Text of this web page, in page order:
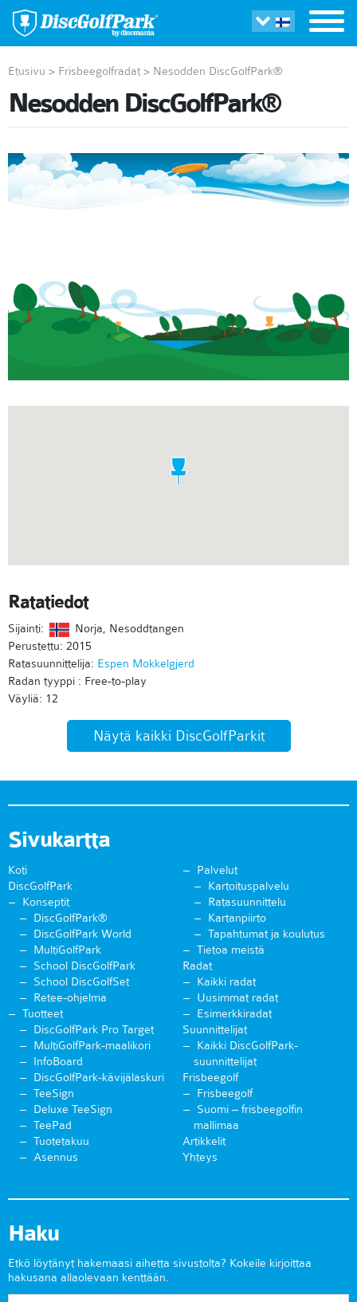
Etusivu > Frisbeegolfradat > Nesodden DiscGolfPark®
Nesodden DiscGolfPark®
Ratatiedot
Sijainti:
Norja, Nesoddtangen
Perustettu: 2015
Ratasuunnittelija: Espen Mokkelgjerd
Radan tyyppi : Free-to-play
Väyliä: 12
Näytä kaikki DiscGolfParkit
Sivukartta
Koti
DiscGolfPark
Konseptit
DiscGolfPark®
DiscGolfPark World
MultiGolfPark
School DiscGolfPark
School DiscGolfSet
Retee-ohjelma
Tuotteet
DiscGolfPark Pro Target
MultiGolfPark-maalikori
InfoBoard
DiscGolfPark-kävijälaskuri
TeeSign
Deluxe TeeSign
TeePad
Tuotetakuu
Asennus
Palvelut
Kartoituspalvelu
Ratasuunnittelu
Kartanpiirto
Tapahtumat ja koulutus
Tietoa meistä
Radat
Kaikki radat
Uusimmat radat
Esimerkkiradat
Suunnittelijat
Kaikki DiscGolfPark-
suunnittelijat
Frisbeegolf
Frisbeegolf
Suomi – frisbeegolfin
mallimaa
Artikkelit
Yhteys
Haku
Etkö löytänyt hakemaasi aihetta sivustolta? Kokeile kirjoittaa
hakusana allaolevaan kenttään.